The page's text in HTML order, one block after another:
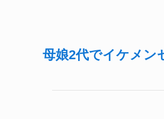
母娘2代でイケメン